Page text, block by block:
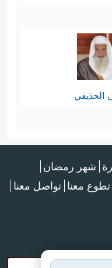
الحذيفي
شهر رمضان
تطوع معنا تواصل معنا